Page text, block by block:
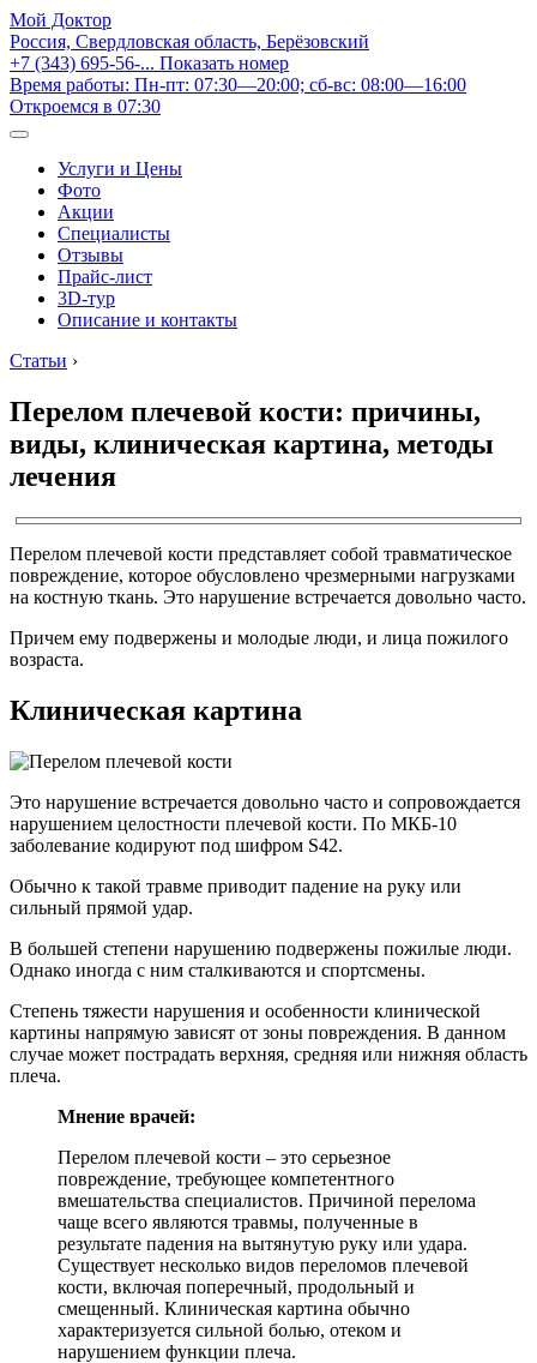
Мой Доктор
Россия, Свердловская область, Берёзовский
+7 (343) 695-56-... Показать номер
Время работы: Пн-пт: 07:30—20:00; сб-вс: 08:00—16:00
Откроемся в 07:30
Услуги и Цены
Фото
Акции
Специалисты
Отзывы
Прайс-лист
3D-тур
Описание и контакты
Статьи ›
Перелом плечевой кости: причины,
виды, клиническая картина, методы
лечения
Перелом плечевой кости представляет собой травматическое
повреждение, которое обусловлено чрезмерными нагрузками
на костную ткань. Это нарушение встречается довольно часто.
Причем ему подвержены и молодые люди, и лица пожилого
возраста.
Клиническая картина
Это нарушение встречается довольно часто и сопровождается
нарушением целостности плечевой кости. По МКБ-10
заболевание кодируют под шифром S42.
Обычно к такой травме приводит падение на руку или
сильный прямой удар.
В большей степени нарушению подвержены пожилые люди.
Однако иногда с ним сталкиваются и спортсмены.
Степень тяжести нарушения и особенности клинической
картины напрямую зависят от зоны повреждения. В данном
случае может пострадать верхняя, средняя или нижняя область
плеча.
Мнение врачей:
Перелом плечевой кости – это серьезное
повреждение, требующее компетентного
вмешательства специалистов. Причиной перелома
чаще всего являются травмы, полученные в
результате падения на вытянутую руку или удара.
Существует несколько видов переломов плечевой
кости, включая поперечный, продольный и
смещенный. Клиническая картина обычно
характеризуется сильной болью, отеком и
нарушением функции плеча.